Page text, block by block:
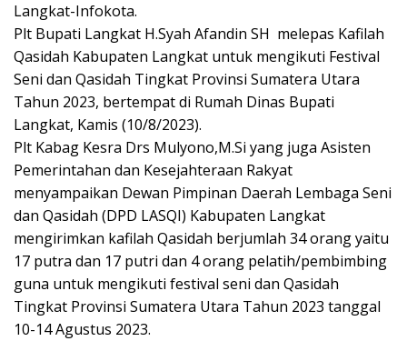
Langkat-Infokota.
Plt Bupati Langkat H.Syah Afandin SH melepas Kafilah
Qasidah Kabupaten Langkat untuk mengikuti Festival
Seni dan Qasidah Tingkat Provinsi Sumatera Utara
Tahun 2023, bertempat di Rumah Dinas Bupati
Langkat, Kamis (10/8/2023).
Plt Kabag Kesra Drs Mulyono,M.Si yang juga Asisten
Pemerintahan dan Kesejahteraan Rakyat
menyampaikan Dewan Pimpinan Daerah Lembaga Seni
dan Qasidah (DPD LASQI) Kabupaten Langkat
mengirimkan kafilah Qasidah berjumlah 34 orang yaitu
17 putra dan 17 putri dan 4 orang pelatih/pembimbing
guna untuk mengikuti festival seni dan Qasidah
Tingkat Provinsi Sumatera Utara Tahun 2023 tanggal
10-14 Agustus 2023.